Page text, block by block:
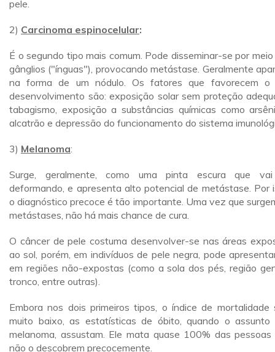
pele.
2) Carcinoma espinocelular:
É o segundo tipo mais comum. Pode disseminar-se por
gânglios ("ínguas"), provocando metástase. Geralmente
na forma de um nódulo. Os fatores que favorecem o
desenvolvimento são: exposição solar sem proteção
tabagismo, exposição a substâncias químicas como
alcatrão e depressão do funcionamento do sistema
3) Melanoma:
Surge, geralmente, como uma pinta escura que
deformando, e apresenta alto potencial de metástase. Por
o diagnóstico precoce é tão importante. Uma vez que
metástases, não há mais chance de cura.
O câncer de pele costuma desenvolver-se nas áreas
ao sol, porém, em indivíduos de pele negra, pode
em regiões não-expostas (como a sola dos pés, região
tronco, entre outras).
Embora nos dois primeiros tipos, o índice de mortalidade
muito baixo, as estatísticas de óbito, quando o
melanoma, assustam. Ele mata quase 100% das pessoas
não o descobrem precocemente.